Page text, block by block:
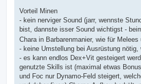
Vorteil Minen
- kein nerviger Sound (jarr, wennste
bist, dannste isser Sound wichtigst -
Chara in Barbarenmanier, wie für Melees
- keine Umstellung bei Ausrüstung
- es kann endlos Dex+Vit gesteigert
genutzte Skills ist (maximal etwas
und Foc nur Dynamo-Feld steigert,